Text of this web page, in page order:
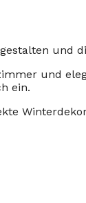
und
und
ein.